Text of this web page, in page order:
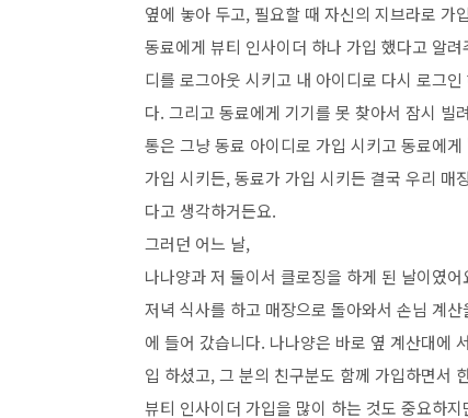
옆에 놓아 두고, 필요할 때 자신의 지브라로 가
동료에게 뷰티 인사이더 하나 가입 했다고 알
디를 로그아웃 시키고 내 아이디로 다시 로그
다. 그리고 동료에게 기기를 못 찾아서 잠시 빌
통은 그냥 동료 아이디로 가입 시키고 동료에
가입 시키든, 동료가 가입 시키든 결국 우리 매
다고 생각하거든요.
그러던 어느 날,
나나양과 저 둘이서 클로징을 하게 된 날이였
저녁 식사를 하고 매장으로 돌아와서 손님 계
에 들어 갔습니다. 나나양은 바로 옆 계산대에
입 하셨고, 그 분의 친구분도 함께 가입하면서
뷰티 인사이더 가입을 많이 하는 것도 중요하